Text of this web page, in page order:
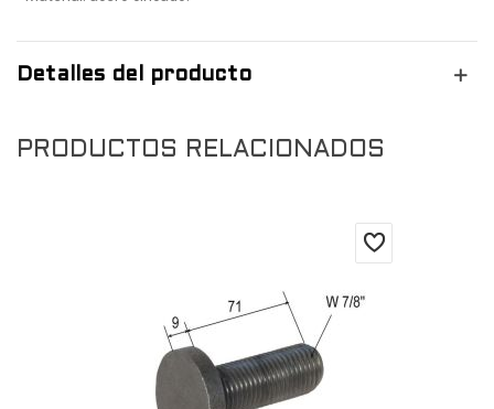
Detalles del producto
PRODUCTOS RELACIONADOS